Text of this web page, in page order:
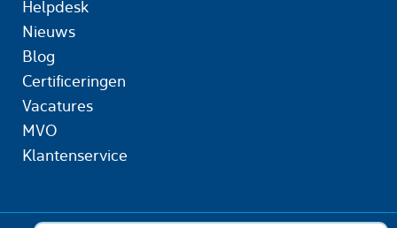
Helpdesk
Nieuws
Blog
Certificeringen
Vacatures
MVO
Klantenservice